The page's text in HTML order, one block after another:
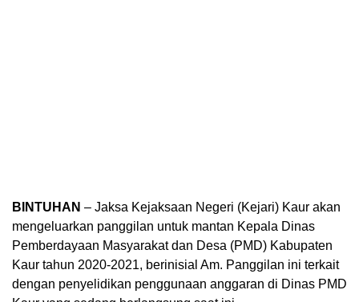
BINTUHAN – Jaksa Kejaksaan Negeri (Kejari) Kaur akan
mengeluarkan panggilan untuk mantan Kepala Dinas
Pemberdayaan Masyarakat dan Desa (PMD) Kabupaten
Kaur tahun 2020-2021, berinisial Am. Panggilan ini terkait
dengan penyelidikan penggunaan anggaran di Dinas PMD